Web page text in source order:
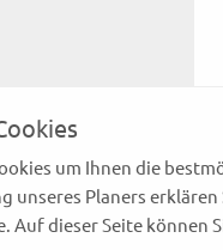
um Ihnen die
unseres Planers
Auf dieser Seite können